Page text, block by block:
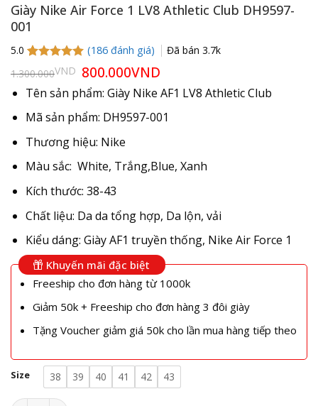
Giày Nike Air Force 1 LV8 Athletic Club DH9597-
001
5.0
5.0trên 5
dựa trên
185
đánh giá
(186đánh giá) Đã bán 3.7k
1.300.000VND Giá
gốc
là:
1.300.000VND.
800.000VND
tại
là:
Tên sản phẩm: Giày Nike AF1 LV8 Athletic Club
Mã sản phẩm: DH9597-001
Thương hiệu: Nike
Màu sắc: White, Trắng,Blue, Xanh
Kích thước: 38-43
Chất liệu: Da da tổng hợp, Da lộn, vải
Kiểu dáng: Giày AF1 truyền thống, Nike Air Force 1
Khuyến mãi đặc biệt
Freeship cho đơn hàng từ 1000k
Giảm 50k + Freeship cho đơn hàng 3 đôi giày
Tặng Voucher giảm giá 50k cho lần mua hàng tiếp theo
Size 38 39 40 41 42 43